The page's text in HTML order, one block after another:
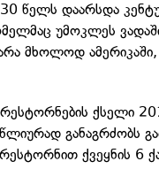
წელს დაარსდა
უმოკლეს
არა მხოლოდ
ქსელი
განაგრძობს
ქვეყნის 6